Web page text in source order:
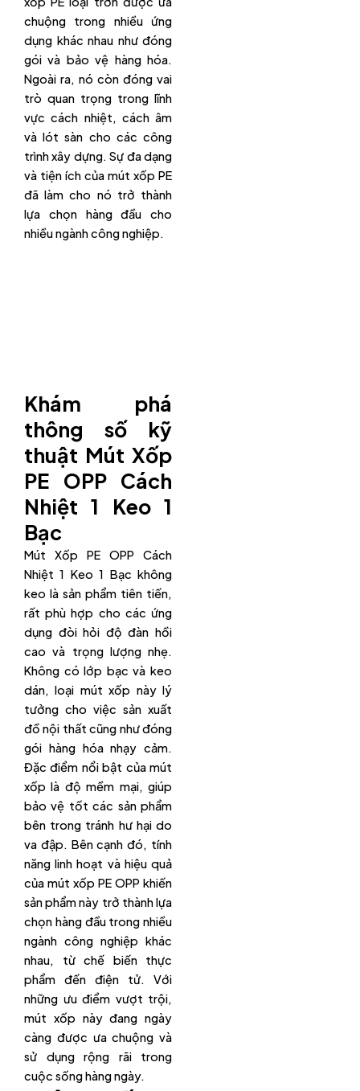
chuộng trong nhiều ứng
dụng khác nhau như đóng
gói và bảo vệ hàng hóa.
Ngoài ra, nó còn đóng vai
trò quan trọng trong lĩnh
vực cách nhiệt, cách âm
và lót sàn cho các công
trình xây dựng. Sự đa dạng
và tiện ích của mút xốp PE
đã làm cho nó trở thành
lựa chọn hàng đầu cho
nhiều ngành công nghiệp.
Khám phá
thông số kỹ
thuật Mút Xốp
PE OPP Cách
Nhiệt 1 Keo 1
Bạc
Mút Xốp PE OPP Cách
Nhiệt 1 Keo 1 Bạc không
keo là sản phẩm tiên tiến,
rất phù hợp cho các ứng
dụng đòi hỏi độ đàn hồi
cao và trọng lượng nhẹ.
Không có lớp bạc và keo
dán, loại mút xốp này lý
tưởng cho việc sản xuất
đồ nội thất cũng như đóng
gói hàng hóa nhạy cảm.
Đặc điểm nổi bật của mút
xốp là độ mềm mại, giúp
bảo vệ tốt các sản phẩm
bên trong tránh hư hại do
va đập. Bên cạnh đó, tính
năng linh hoạt và hiệu quả
của mút xốp PE OPP khiến
sản phẩm này trở thành lựa
chọn hàng đầu trong nhiều
ngành công nghiệp khác
nhau, từ chế biến thực
phẩm đến điện tử. Với
những ưu điểm vượt trội,
mút xốp này đang ngày
càng được ưa chuộng và
sử dụng rộng rãi trong
cuộc sống hàng ngày.